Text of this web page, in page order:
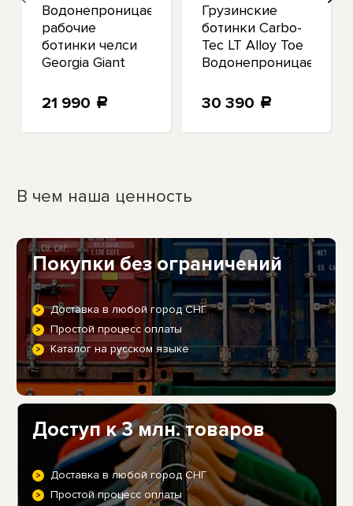
Водонепроницаемые
рабочие
ботинки челси
Georgia Giant
21 990 a
Грузинские
ботинки Carbo-
Tec LT Alloy Toe
Водонепроницаемые
ботинки
30 390 a
В чем наша ценность
Покупки без ограничений
Доставка в любой город СНГ
Простой процесс оплаты
Каталог на русском языке
Доступ к 3 млн. товаров
Доставка в любой город СНГ
Простой процесс оплаты